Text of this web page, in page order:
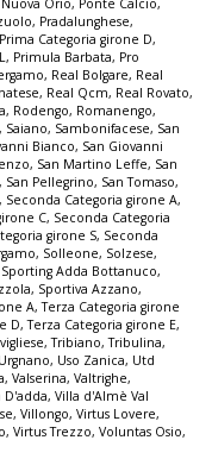
, Pradalunghese,
Prima Categoria girone D,
, Primula Barbata, Pro
, Real Bolgare, Real
, Real Qcm, Real Rovato,
, Rodengo, Romanengo,
, Saiano, Sambonifacese, San
Bianco, San Giovanni
, San Martino Leffe, San
, San Pellegrino, San Tomaso,
, Seconda Categoria girone A,
C, Seconda Categoria
girone S, Seconda
, Solleone, Solzese,
Sporting Adda Bottanuco,
, Sportiva Azzano,
A,Terza Categoria girone
D,Terza Categoria girone E,
,Tribiano,Tribulina,
, Uso Zanica, Utd
, Valserina, Valtrighe,
D'adda, Villa d'Almè Val
, Villongo, Virtus Lovere,
, Virtus Trezzo, Voluntas Osio,